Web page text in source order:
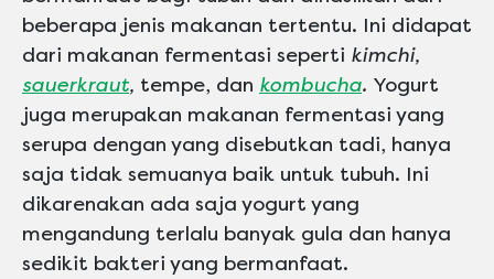
beberapa jenis makanan tertentu. Ini didapat
dari makanan fermentasi seperti kimchi,
sauerkraut, tempe, dan kombucha. Yogurt
juga merupakan makanan fermentasi yang
serupa dengan yang disebutkan tadi, hanya
saja tidak semuanya baik untuk tubuh. Ini
dikarenakan ada saja yogurt yang
mengandung terlalu banyak gula dan hanya
sedikit bakteri yang bermanfaat.